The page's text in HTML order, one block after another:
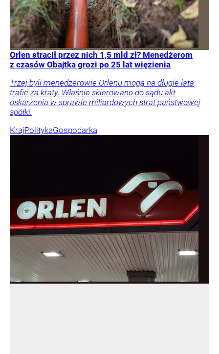
Orlen stracił przez nich 1,5 mld zł? Menedżerom
z czasów Obajtka grozi po 25 lat więzienia
Trzej byli menedżerowie Orlenu mogą na długie lata
trafić za kraty. Właśnie skierowano do sądu akt
oskarżenia w sprawie miliardowych strat państwowej
spółki.
KrajPolitykaGospodarka